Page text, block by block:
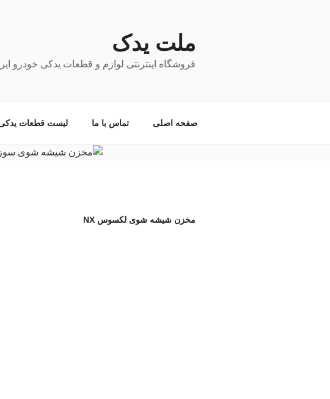
ملت یدک
فروشگاه اینترنتی لوازم و قطعات یدکی خودرو
صفحه اصلی تماس با ما لیست قطعات
مخزن شیشه شوی لکسوس NX